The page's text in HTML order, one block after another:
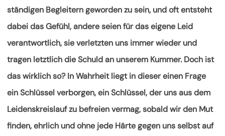
ständigen Begleitern geworden zu sein, und oft entsteht
dabei das Gefühl, andere seien für das eigene Leid
verantwortlich, sie verletzten uns immer wieder und
tragen letztlich die Schuld an unserem Kummer. Doch ist
das wirklich so? In Wahrheit liegt in dieser einen Frage
ein Schlüssel verborgen, ein Schlüssel, der uns aus dem
Leidenskreislauf zu befreien vermag, sobald wir den Mut
finden, ehrlich und ohne jede Härte gegen uns selbst auf